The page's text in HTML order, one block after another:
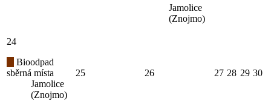
Jamolice
(Znojmo)
24
Bioodpad
sběrná místa
Jamolice
(Znojmo)
25 26 27 28 29 30